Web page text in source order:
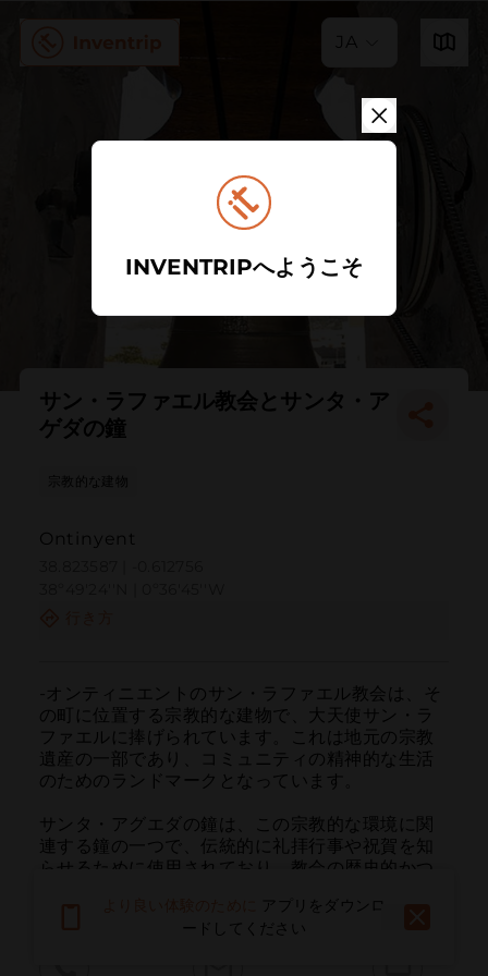
JA
サン・ラファエル教会とサンタ・ア
ゲダの鐘
Ontinyent
-オンティニエントのサン・ラファエル教会は、そ
の町に位置する宗教的な建物で、大天使サン・ラ
ファエルに捧げられています。これは地元の宗教
遺産の一部であり、コミュニティの精神的な生活
のためのランドマークとなっています。
サンタ・アグエダの鐘は、この宗教的な環境に関
連する鐘の一つで、伝統的に礼拝行事や祝賀を知
らせるために使用されており、教会の歴史的かつ
アプリをダウンロ
ードしてください
INVENTRIPへようこそ